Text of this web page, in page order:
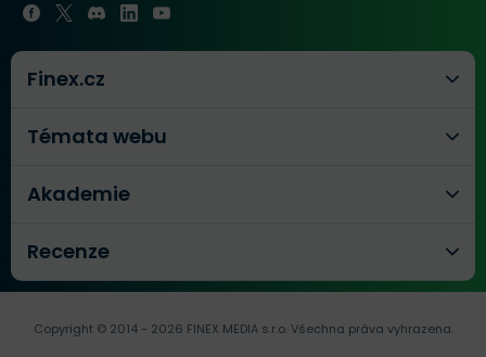
Finex.cz
Témata webu
Akademie
Recenze
Copyright © 2014 - 2026 FINEX MEDIA s.r.o.Všechna práva vyhrazena.